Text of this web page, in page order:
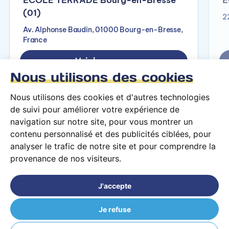
Nous utilisons des cookies
Nous utilisons des cookies et d'autres technologies
de suivi pour améliorer votre expérience de
navigation sur notre site, pour vous montrer un
contenu personnalisé et des publicités ciblées, pour
analyser le trafic de notre site et pour comprendre la
provenance de nos visiteurs.
J'accepte
Je refuse
(01)
Av. Alphonse Baudin, 01000 Bourg-en-Bresse,
France
Voir le campus
Conditions générales d’utilisation
© 2026 PARCOURS Privé tous droits réservés